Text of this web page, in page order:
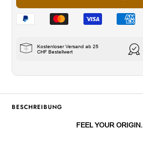
Kostenloser Versand ab 25
CHF Bestellwert
BESCHREIBUNG
FEEL YOUR ORIGIN.